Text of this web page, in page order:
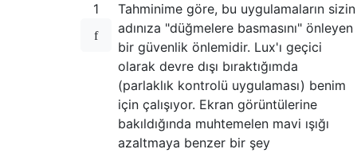
1
Tahminime göre, bu uygulamaların sizin
adınıza "düğmelere basmasını" önleyen
bir güvenlik önlemidir. Lux'ı geçici
olarak devre dışı bıraktığımda
(parlaklık kontrolü uygulaması) benim
için çalışıyor. Ekran görüntülerine
bakıldığında muhtemelen mavi ışığı
azaltmaya benzer bir şey